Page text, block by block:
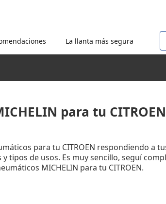
La llanta más segura
para tu CITROEN
para tu CITROEN respondiendo a
tipos de usos. Es muy sencillo, seguí
MICHELIN para tu CITROEN.